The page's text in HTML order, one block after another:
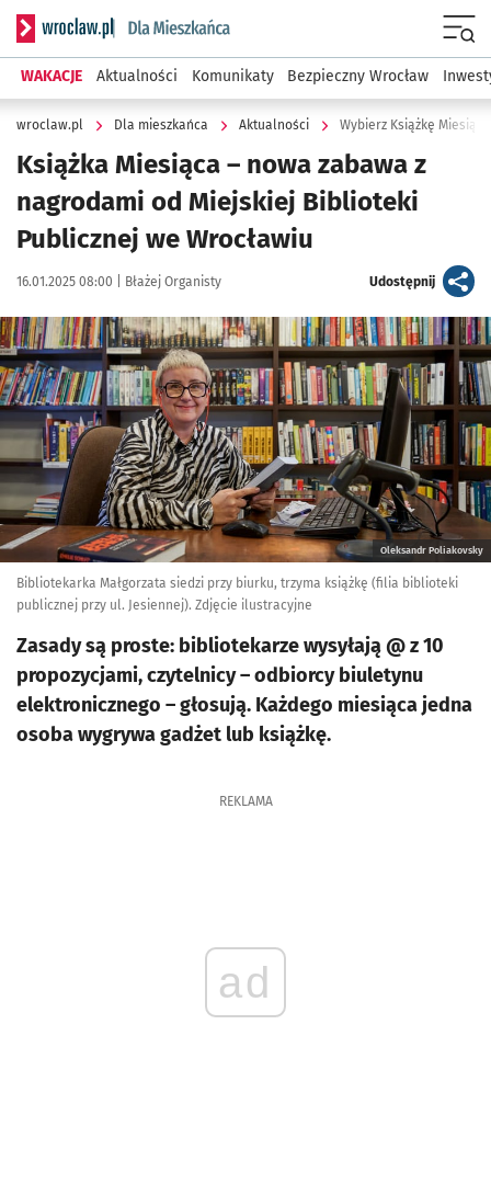
Serwis informacyjny wroclaw.pl podserwis: Dla mieszkańca
WAKACJE Aktualności Komunikaty Bezpieczny Wrocław
wroclaw.pl Dla mieszkańca Aktualności Wybierz Książkę Miesiąca
Książka Miesiąca – nowa zabawa z
nagrodami od Miejskiej Biblioteki
Publicznej we Wrocławiu
Data publikacji:
16.01.2025 08:00 | Autor:
Błażej Organisty Udostępnijartykuł
Kliknij, aby powiększyć
Oleksandr Poliakovsky
Bibliotekarka Małgorzata siedzi przy biurku, trzyma książkę (filia biblioteki
publicznej przy ul. Jesiennej). Zdjęcie ilustracyjne
Zasady są proste: bibliotekarze wysyłają @ z 10
propozycjami, czytelnicy – odbiorcy biuletynu
elektronicznego – głosują. Każdego miesiąca jedna
osoba wygrywa gadżet lub książkę.
REKLAMA
ad